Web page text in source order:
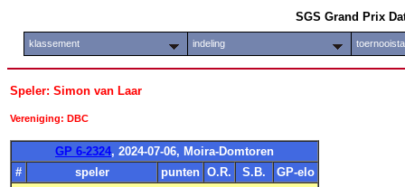
SGS Grand Prix
klassement indeling
Speler: Simon van Laar
Vereniging: DBC
GP 6-2324, 2024-07-06, Moira-Domtoren
#
speler punten O.R. S.B.
GP-elo